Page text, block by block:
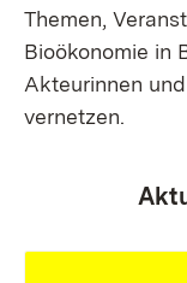
Themen,
Bioökonomie in
Akteurinnen
vernetzen.